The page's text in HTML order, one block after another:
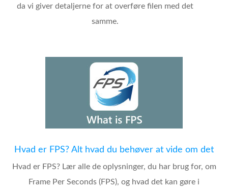
da vi giver detaljerne for at overføre filen med det
samme.
Hvad er FPS? Alt hvad du behøver at vide om det
Hvad er FPS? Lær alle de oplysninger, du har brug for, om
Frame Per Seconds (FPS), og hvad det kan gøre i